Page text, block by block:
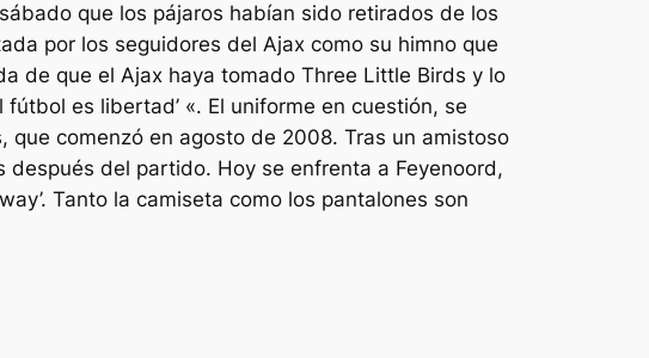
que los pájaros habían sido retirados de los
por los seguidores del Ajax como su himno que
de que el Ajax haya tomado Three Little Birds y lo
es libertad’ «. El uniforme en cuestión, se
comenzó en agosto de 2008. Tras un amistoso
del partido. Hoy se enfrenta a Feyenoord,
Tanto la camiseta como los pantalones son